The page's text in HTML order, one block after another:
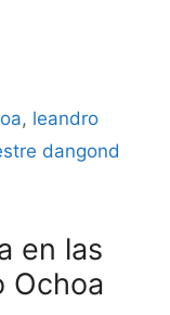
, leandro
dangond
en las
Ochoa